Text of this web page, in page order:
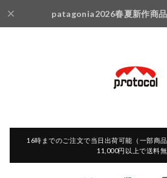
patagonia2026春夏新作商品
16時までのご注文で当日出荷可能（一部商
11,000円以上で送料